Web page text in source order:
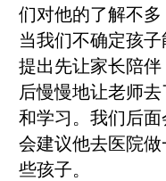
们对他的了解不多
当我们不确定孩
提出先让家长陪
后慢慢地让老师
和学习。我们后
会建议他去医院
些孩子。